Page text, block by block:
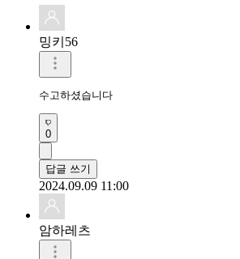
밍키56
수고하셨습니다
0
답글 쓰기
2024.09.09 11:00
암하레츠